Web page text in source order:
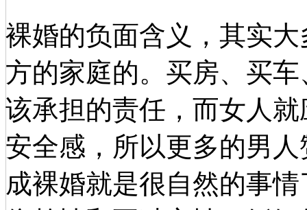
裸婚的负面含义，其实
方的家庭的。买房、买
该承担的责任，而女人
安全感，所以更多的男
成裸婚就是很自然的事